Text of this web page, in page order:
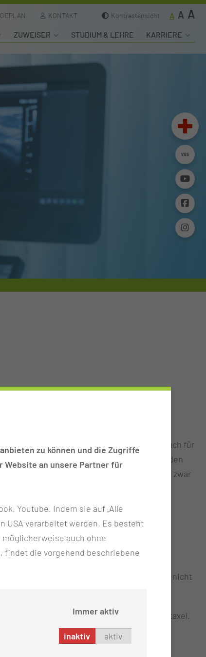
KONTAKT Kontrastansicht A A A
ZUWEISER STUDIUM & LEHRE KARRIERE
negativen oder HER2 überexprimierten
zum dritten, weil auch tumorgenetische
der Tumorgröße nachvollzogen werden. Auch für
Gerade bei jungen und sonst gesunden
durchgeführte Behandlung ist für die Frau zwar
mit Carboplatin für weitere 12
bis zur Operation durch die Chemotherapie nicht
Pertuzumab. Zusätzlich wöchentlich Paclitaxel.
des Tumors:
zu können und die Zugriffe
Website an unsere Partner für
Youtube. Indem sie auf „Alle
USA verarbeitet werden. Es besteht
auch ohne
findet die vorgehend beschriebene
Immer aktiv
inaktiv aktiv